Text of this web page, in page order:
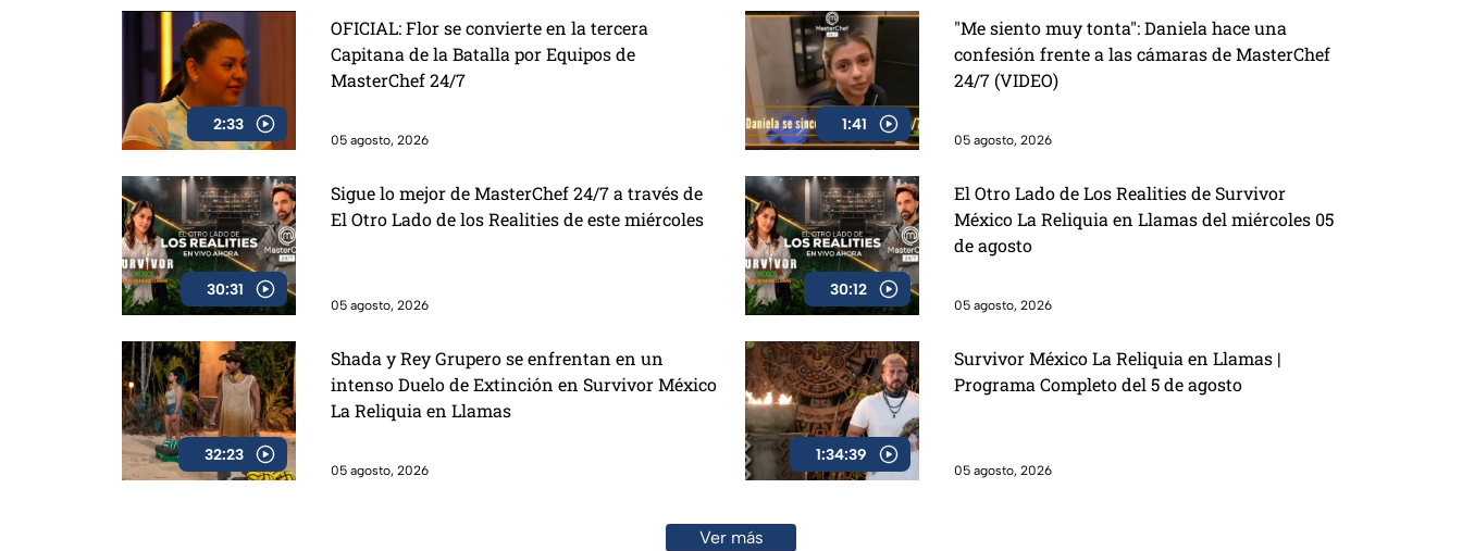
2:33
OFICIAL: Flor se convierte en la tercera
Capitana de la Batalla por Equipos de
MasterChef 24/7
05 agosto, 2026
1:41
"Me siento muy tonta": Daniela hace una
confesión frente a las cámaras de MasterChef
24/7 (VIDEO)
05 agosto, 2026
30:31
Sigue lo mejor de MasterChef 24/7 a través de
El Otro Lado de los Realities de este miércoles
05 agosto, 2026
30:12
El Otro Lado de Los Realities de Survivor
México La Reliquia en Llamas del miércoles 05
de agosto
05 agosto, 2026
32:23
Shada y Rey Grupero se enfrentan en un
intenso Duelo de Extinción en Survivor México
La Reliquia en Llamas
05 agosto, 2026
1:34:39
Survivor México La Reliquia en Llamas |
Programa Completo del 5 de agosto
05 agosto, 2026
Ver más